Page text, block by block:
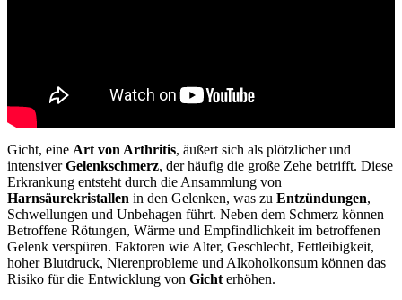
Gicht, eine Art von Arthritis, äußert sich als plötzlicher und
intensiverGelenkschmerz, der häufig die große Zehe betrifft. Diese
Erkrankung entsteht durch die Ansammlung von
Harnsäurekristallen in den Gelenken, was zu Entzündungen,
Schwellungen und Unbehagen führt. Neben dem Schmerz können
Betroffene Rötungen, Wärme und Empfindlichkeit im betroffenen
Gelenk verspüren. Faktoren wie Alter, Geschlecht, Fettleibigkeit,
hoher Blutdruck, Nierenprobleme und Alkoholkonsum können das
Risiko für die Entwicklung von Gicht erhöhen.